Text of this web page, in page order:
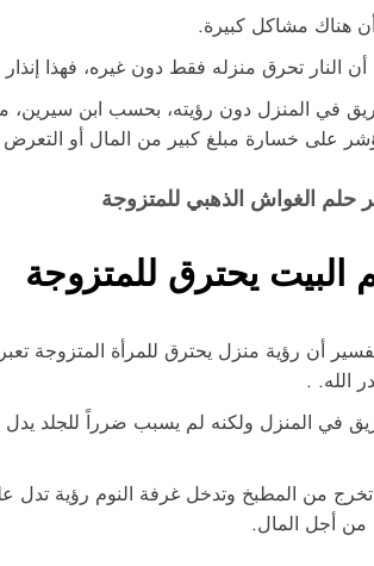
هناك مشاكل كبيرة.
أن النار تحرق منزله فقط دون غيره، فهذا
في المنزل دون رؤيته، بحسب ابن سيرين،
مؤشر على خسارة مبلغ كبير من المال أو
حلم الغواش الذهبي للمتزوجة
البيت يحترق للمتزوجة
أن رؤية منزل يحترق للمرأة المتزوجة
الله. .
في المنزل ولكنه لم يسبب ضرراً للجلد يدل
تخرج من المطبخ وتدخل غرفة النوم رؤية
من أجل المال.